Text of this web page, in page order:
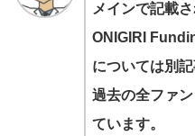
メインで記載さ
ONIGIRI
については別記
過去の全ファ
ています。